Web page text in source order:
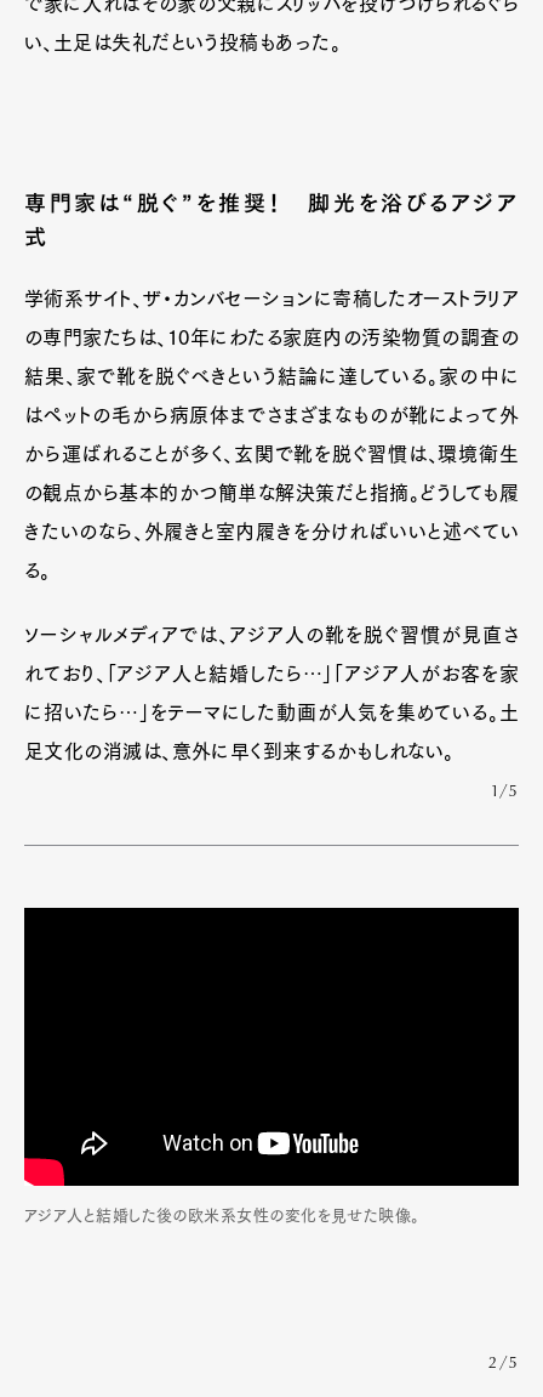
い、土足は失礼だという投稿もあった。
専門家は“脱ぐ”を推奨！ 脚光を浴びるアジア
式
学術系サイト、ザ・カンバセーションに寄稿したオーストラリア
の専門家たちは、10年にわたる家庭内の汚染物質の調査の
結果、家で靴を脱ぐべきという結論に達している。家の中に
はペットの毛から病原体までさまざまなものが靴によって外
から運ばれることが多く、玄関で靴を脱ぐ習慣は、環境衛生
の観点から基本的かつ簡単な解決策だと指摘。どうしても履
きたいのなら、外履きと室内履きを分ければいいと述べてい
る。
ソーシャルメディアでは、アジア人の靴を脱ぐ習慣が見直さ
れており、「アジア人と結婚したら…」「アジア人がお客を家
に招いたら…」をテーマにした動画が人気を集めている。土
足文化の消滅は、意外に早く到来するかもしれない。
1/5
アジア人と結婚した後の欧米系女性の変化を見せた映像。
2/5